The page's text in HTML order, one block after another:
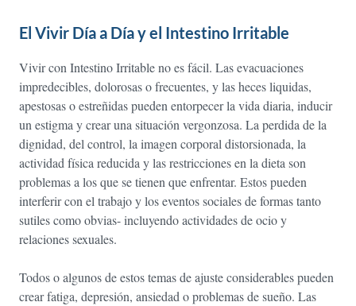
El Vivir Día a Día y el Intestino Irritable
Vivir con Intestino Irritable no es fácil. Las evacuaciones
impredecibles, dolorosas o frecuentes, y las heces liquidas,
apestosas o estreñidas pueden entorpecer la vida diaria, inducir
un estigma y crear una situación vergonzosa. La perdida de la
dignidad, del control, la imagen corporal distorsionada, la
actividad física reducida y las restricciones en la dieta son
problemas a los que se tienen que enfrentar. Estos pueden
interferir con el trabajo y los eventos sociales de formas tanto
sutiles como obvias- incluyendo actividades de ocio y
relaciones sexuales.
Todos o algunos de estos temas de ajuste considerables pueden
crear fatiga, depresión, ansiedad o problemas de sueño. Las